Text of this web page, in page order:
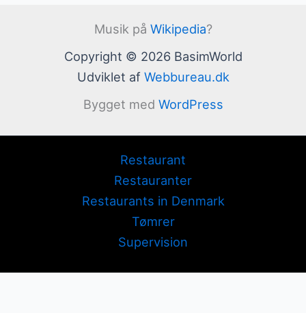
Musik på Wikipedia?
Copyright © 2026 BasimWorld
Udviklet af Webbureau.dk
Bygget med WordPress
Restaurant
Restauranter
Restaurants in Denmark
Tømrer
Supervision